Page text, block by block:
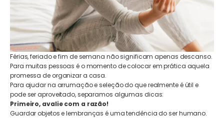
Férias, feriado e fim de semana não significam apenas descanso.
Para muitas pessoas é o momento de colocar em prática aquela
promessa de organizar a casa.
Para ajudar na arrumação e seleção do que realmente é útil e
pode ser aproveitado, separamos algumas dicas:
Primeiro, avalie com a razão!
Guardar objetos e lembranças é uma tendência do ser humano.